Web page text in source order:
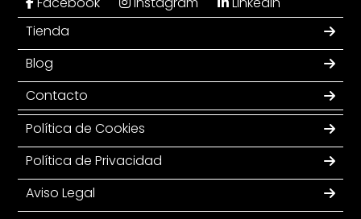
Tienda
Blog
Contacto
Política de Cookies
Política de Privacidad
Aviso Legal